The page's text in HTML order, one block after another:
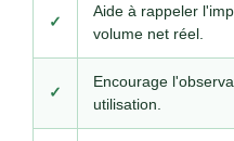
✓
Aide à rappeler
volume net réel.
✓
Encourage
utilisation.